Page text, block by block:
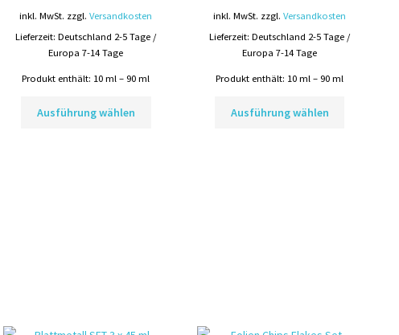
gewählt
werden
inkl. MwSt. zzgl.Versandkosten
Lieferzeit:Deutschland 2-5 Tage /
Europa 7-14 Tage
Produkt enthält: 10ml – 90ml
Ausführung wählen
inkl. MwSt. zzgl.Versandkosten
Lieferzeit:Deutschland 2-5 Tage /
Europa 7-14 Tage
Produkt enthält: 10ml – 90ml
Ausführung wählen